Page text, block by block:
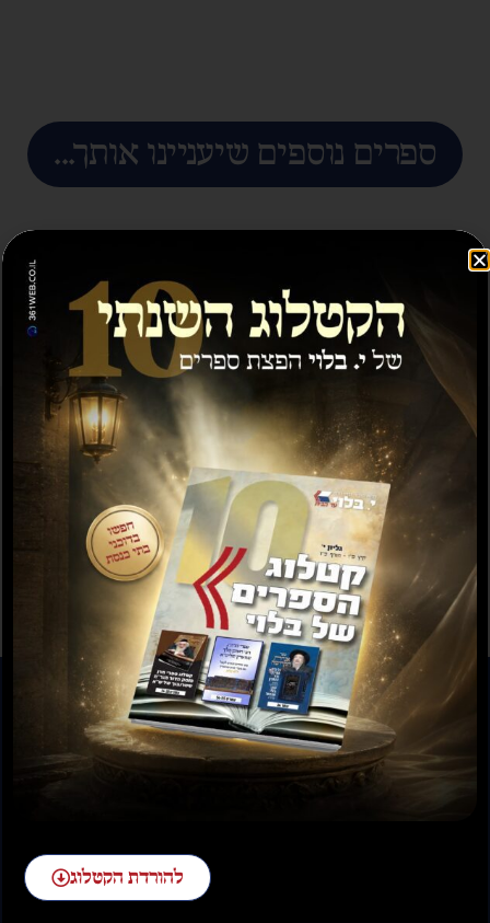
ספרים נוספים שיעניינו אותך...
תשועה ברוב יועץ
₪ 35.00 ₪15.00
תשובה מאת הרב ראובן
לויכטר שליטא
20.00 – ₪30.00
02-58-58-58-1 שלוחה 2 להורדת הקטלוג